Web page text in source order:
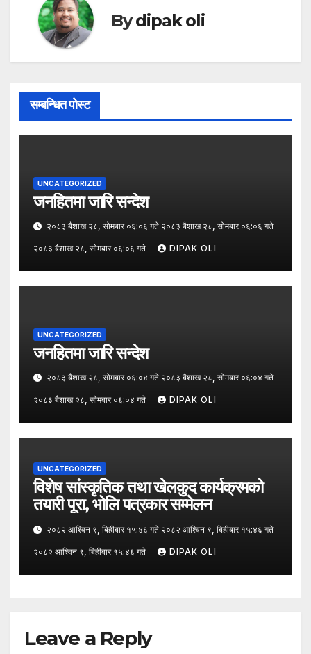
Bydipak oli
सम्बन्धित पोस्ट
UNCATEGORIZED
जनहितमा जारि सन्देश
२०८३ बैशाख २८, सोमबार ०६:०६ गते २०८३ बैशाख २८, सोमबार ०६:०६ गते
२०८३ बैशाख २८, सोमबार ०६:०६ गते DIPAK OLI
UNCATEGORIZED
जनहितमा जारि सन्देश
२०८३ बैशाख २८, सोमबार ०६:०४ गते २०८३ बैशाख २८, सोमबार ०६:०४ गते
२०८३ बैशाख २८, सोमबार ०६:०४ गते DIPAK OLI
UNCATEGORIZED
विशेष सांस्कृतिक तथा खेलकुद कार्यक्रमको
तयारी पूरा, भोलि पत्रकार सम्मेलन
२०८२ आश्विन ९, बिहीबार १५:४६ गते २०८२ आश्विन ९, बिहीबार १५:४६ गते
२०८२ आश्विन ९, बिहीबार १५:४६ गते DIPAK OLI
Leave a Reply